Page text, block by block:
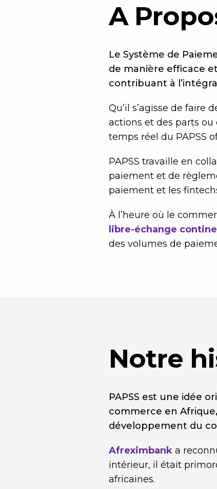
A
Le Système de
de manière efficace
contribuant à
Qu’il s’agisse de faire
actions et des parts ou
temps réel du PAPSS
PAPSS travaille en
paiement et de
paiement et les
À l’heure où le
libre-échange
des volumes de
Notre
PAPSS est une idée
commerce en
développement du
Afreximbank a
intérieur, il était
africaines.